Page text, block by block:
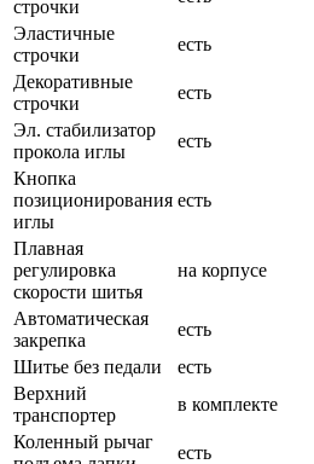
строчки
Эластичные
строчки
есть
Декоративные
строчки
есть
Эл. стабилизатор
прокола иглы
есть
Кнопка
позиционирования
иглы
есть
Плавная
регулировка
скорости шитья
на корпусе
Автоматическая
закрепка
есть
Шитье без педали
есть
Верхний
транспортер
в комплекте
Коленный рычаг
есть